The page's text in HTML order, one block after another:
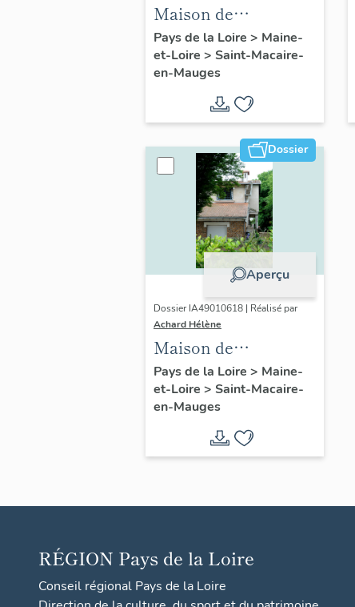
Maison de
l'industriel Louis
Pasquier, 2 rue
Pasteur, Saint-
Macaire-en-Mauges
Pays de la Loire > Maine-
et-Loire > Saint-Macaire-
en-Mauges
Dossier
Aperçu
Dossier IA49010618 | Réalisé par
Achard Hélène
Maison de
l'industriel Louis
Huchon (fils)
Pays de la Loire > Maine-
et-Loire > Saint-Macaire-
en-Mauges
RÉGION Pays de la Loire
Conseil régional Pays de la Loire